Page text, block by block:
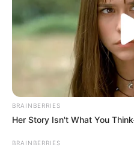
BRAINBERRIES
Her Story Isn't What You
BRAINBERRIES